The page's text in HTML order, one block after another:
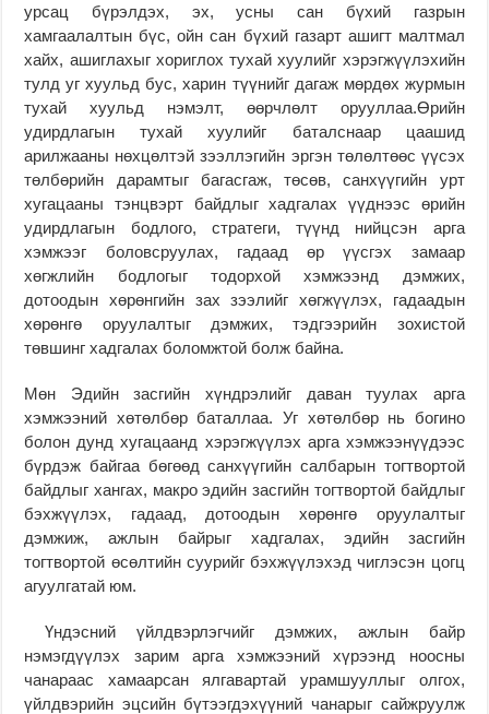
урсац бүрэлдэх, эх, усны сан бүхий газрын
хамгаалалтын бүс, ойн сан бүхий газарт ашигт малтмал
хайх, ашиглахыг хориглох тухай хуулийг хэрэгжүүлэхийн
тулд уг хуульд бус, харин түүнийг дагаж мөрдөх журмын
тухай хуульд нэмэлт, өөрчлөлт орууллаа.Өрийн
удирдлагын тухай хуулийг баталснаар цаашид
арилжааны нөхцөлтэй зээллэгийн эргэн төлөлтөөс үүсэх
төлбөрийн дарамтыг багасгаж, төсөв, санхүүгийн урт
хугацааны тэнцвэрт байдлыг хадгалах үүднээс өрийн
удирдлагын бодлого, стратеги, түүнд нийцсэн арга
хэмжээг боловсруулах, гадаад өр үүсгэх замаар
хөгжлийн бодлогыг тодорхой хэмжээнд дэмжих,
дотоодын хөрөнгийн зах зээлийг хөгжүүлэх, гадаадын
хөрөнгө оруулалтыг дэмжих, тэдгээрийн зохистой
төвшинг хадгалах боломжтой болж байна.
Мөн Эдийн засгийн хүндрэлийг даван туулах арга
хэмжээний хөтөлбөр баталлаа. Уг хөтөлбөр нь богино
болон дунд хугацаанд хэрэгжүүлэх арга хэмжээнүүдээс
бүрдэж байгаа бөгөөд санхүүгийн салбарын тогтвортой
байдлыг хангах, макро эдийн засгийн тогтвортой байдлыг
бэхжүүлэх, гадаад, дотоодын хөрөнгө оруулалтыг
дэмжиж, ажлын байрыг хадгалах, эдийн засгийн
тогтвортой өсөлтийн суурийг бэхжүүлэхэд чиглэсэн цогц
агуулгатай юм.
Үндэсний үйлдвэрлэгчийг дэмжих, ажлын байр
нэмэгдүүлэх зарим арга хэмжээний хүрээнд ноосны
чанараас хамаарсан ялгавартай урамшууллыг олгох,
үйлдвэрийн эцсийн бүтээгдэхүүний чанарыг сайжруулж